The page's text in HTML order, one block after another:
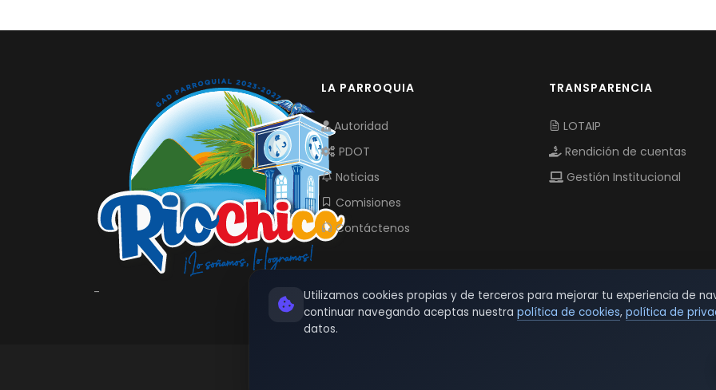
-
LA PARROQUIA
Autoridad
PDOT
Noticias
Comisiones
Contáctenos
TRANSPARENCIA
LOTAIP
Rendición de cuentas
Gestión Institucional
Utilizamos cookies propias y de terceros para mejorar tu experiencia de
continuar navegando aceptas nuestra política de cookies, política de
datos.